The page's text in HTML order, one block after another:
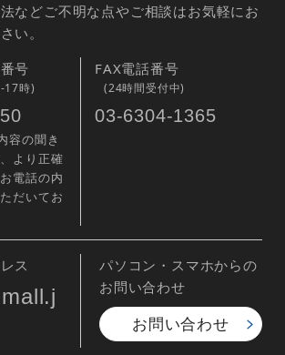
などご不明な点やご相談はお気軽にお
い。
号
17時)
容の聞き
より正確
電話の内
だいてお
FAX電話番号
(24時間受付中)
03-6304-1365
ス
パソコン・スマホからの
お問い合わせ
お問い合わせ